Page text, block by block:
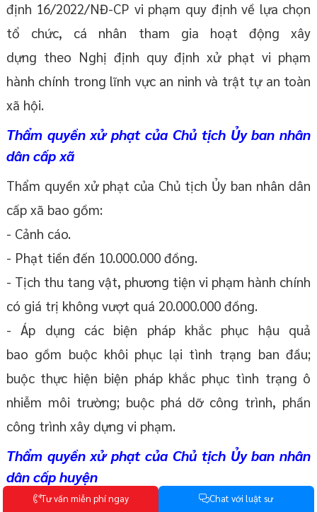
định 16/2022/NĐ-CP vi phạm quy định về lựa chọn
tổ chức, cá nhân tham gia hoạt động xây
dựng theo Nghị định quy định xử phạt vi phạm
hành chính trong lĩnh vực an ninh và trật tự an toàn
xã hội.
Thẩm quyền xử phạt của Chủ tịch Ủy ban nhân
dân cấp xã
Thẩm quyền xử phạt của Chủ tịch Ủy ban nhân dân
cấp xã bao gồm:
- Cảnh cáo.
- Phạt tiền đến 10.000.000 đồng.
- Tịch thu tang vật, phương tiện vi phạm hành chính
có giá trị không vượt quá 20.000.000 đồng.
- Áp dụng các biện pháp khắc phục hậu quả
bao gồm buộc khôi phục lại tình trạng ban đầu;
buộc thực hiện biện pháp khắc phục tình trạng ô
nhiễm môi trường; buộc phá dỡ công trình, phần
công trình xây dựng vi phạm.
Thẩm quyền xử phạt của Chủ tịch Ủy ban nhân
dân cấp huyện
Thẩm quyền xử phạt của Chủ tịch Ủy ban nhân dân
Tưvấn miễn phíngay Chat với luật sư